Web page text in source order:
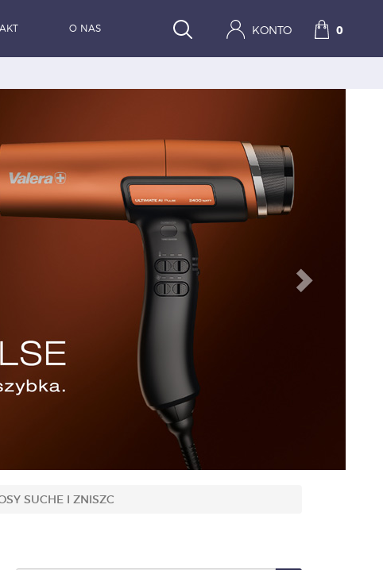
O NAS KONTO 0
SUCHE I ZNISZC